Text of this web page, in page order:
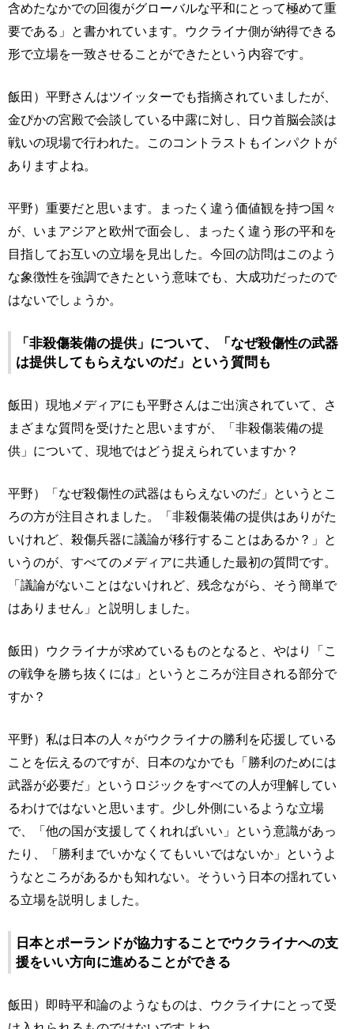
含めたなかでの回復がグローバルな平和にとって極めて重
要である」と書かれています。ウクライナ側が納得できる
形で立場を一致させることができたという内容です。
飯田）平野さんはツイッターでも指摘されていましたが、
金ぴかの宮殿で会談している中露に対し、日ウ首脳会談は
戦いの現場で行われた。このコントラストもインパクトが
ありますよね。
平野）重要だと思います。まったく違う価値観を持つ国々
が、いまアジアと欧州で面会し、まったく違う形の平和を
目指してお互いの立場を見出した。今回の訪問はこのよう
な象徴性を強調できたという意味でも、大成功だったので
はないでしょうか。
「非殺傷装備の提供」について、「なぜ殺傷性の武器
は提供してもらえないのだ」という質問も
飯田）現地メディアにも平野さんはご出演されていて、さ
まざまな質問を受けたと思いますが、「非殺傷装備の提
供」について、現地ではどう捉えられていますか？
平野）「なぜ殺傷性の武器はもらえないのだ」というとこ
ろの方が注目されました。「非殺傷装備の提供はありがた
いけれど、殺傷兵器に議論が移行することはあるか？」と
いうのが、すべてのメディアに共通した最初の質問です。
「議論がないことはないけれど、残念ながら、そう簡単で
はありません」と説明しました。
飯田）ウクライナが求めているものとなると、やはり「こ
の戦争を勝ち抜くには」というところが注目される部分で
すか？
平野）私は日本の人々がウクライナの勝利を応援している
ことを伝えるのですが、日本のなかでも「勝利のためには
武器が必要だ」というロジックをすべての人が理解してい
るわけではないと思います。少し外側にいるような立場
で、「他の国が支援してくれればいい」という意識があっ
たり、「勝利までいかなくてもいいではないか」というよ
うなところがあるかも知れない。そういう日本の揺れてい
る立場を説明しました。
日本とポーランドが協力することでウクライナへの支
援をいい方向に進めることができる
飯田）即時平和論のようなものは、ウクライナにとって受